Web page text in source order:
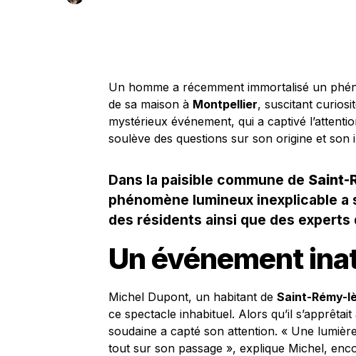
Un homme a récemment immortalisé un
de sa maison à Montpellier, suscitant
mystérieux événement, qui a captivé
soulève des questions sur son origine et son
Dans la paisible commune de Saint-
phénomène lumineux inexplicable
des résidents ainsi que des experts
Un événement
Michel Dupont, un habitant de Saint-Rémy-
ce spectacle inhabituel. Alors qu’il
soudaine a capté son attention. « Une
tout sur son passage », explique Michel,